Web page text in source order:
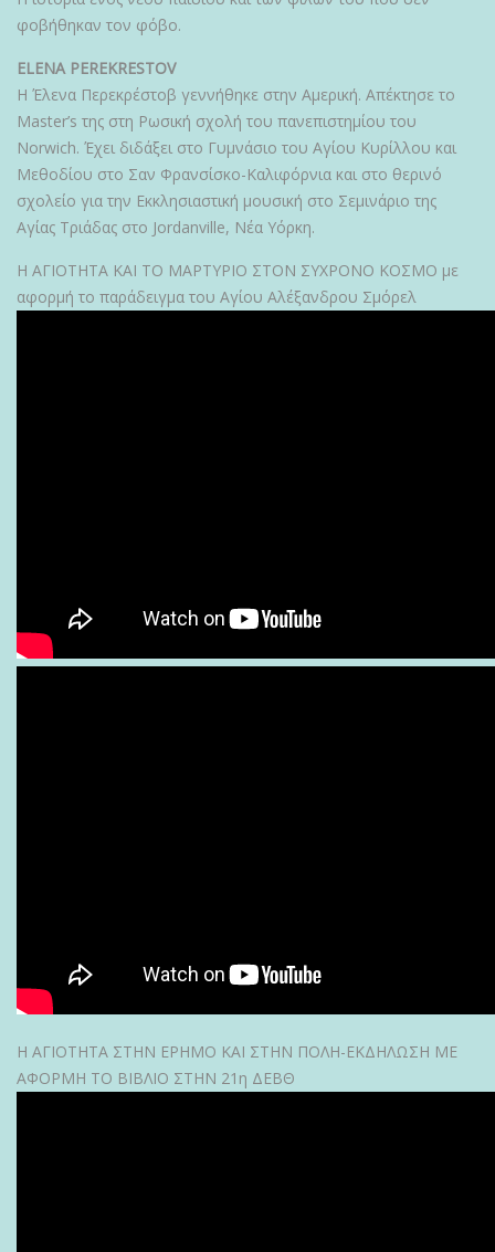
φοβήθηκαν τον φόβο.
ELENA PEREKRESTOV
Η Έλενα Περεκρέστοβ γεννήθηκε στην Αμερική. Απέκτησε το
Master’s της στη Ρωσική σχολή του πανεπιστημίου του
Norwich. Έχει διδάξει στο Γυμνάσιο του Αγίου Κυρίλλου και
Μεθοδίου στο Σαν Φρανσίσκο-Καλιφόρνια και στο θερινό
σχολείο για την Εκκλησιαστική μουσική στο Σεμινάριο της
Αγίας Τριάδας στο Jordanville, Νέα Υόρκη.
Η ΑΓΙΟΤΗΤΑ ΚΑΙ ΤΟ ΜΑΡΤΥΡΙΟ ΣΤΟΝ ΣΥΧΡΟΝΟ ΚΟΣΜΟ με
αφορμή το παράδειγμα του Αγίου Αλέξανδρου Σμόρελ
Η ΑΓΙΟΤΗΤΑ ΣΤΗΝ ΕΡΗΜΟ ΚΑΙ ΣΤΗΝ ΠΟΛΗ-ΕΚΔΗΛΩΣΗ ΜΕ
ΑΦΟΡΜΗ ΤΟ ΒΙΒΛΙΟ ΣΤΗΝ 21η ΔΕΒΘ